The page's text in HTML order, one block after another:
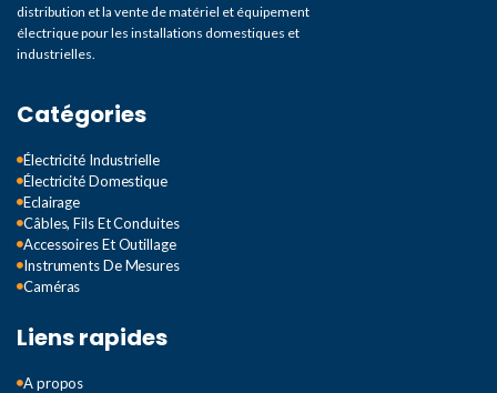
250V rms
TENSION CA: GAMME DE
FRÉQUENCE
40Hz-400Hz
COURANT CONTINU:
PROTECTION CONTRE
LES SURCHARGES
fusible F 250mA/250V
distribution et la vente de matériel et équipement
électrique pour les installations domestiques et
industrielles.
Catégories
Électricité Industrielle
Électricité Domestique
Eclairage
Câbles, Fils Et Conduites
Accessoires Et Outillage
Instruments De Mesures
Caméras
Liens rapides
A propos